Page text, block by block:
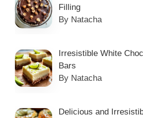
Filling
By Natacha
Irresistible White
Bars
By Natacha
Delicious and